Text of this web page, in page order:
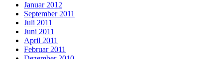
Januar 2012
September 2011
Juli 2011
Juni 2011
April 2011
Februar 2011